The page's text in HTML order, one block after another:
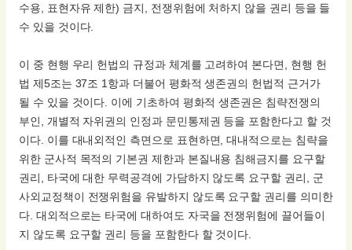
수용, 표현자유 제한) 금지, 전쟁위험에 처하지 않을 권리 등을 들
수 있을 것이다.
이 중 현행 우리 헌법의 규정과 체계를 고려하여 본다면, 현행 헌
법 제5조는 37조 1항과 더불어 평화적 생존권의 헌법적 근거가
될 수 있을 것이다. 이에 기초하여 평화적 생존권은 침략전쟁의
부인, 개별적 자위권의 인정과 문민통제권 등을 포함한다고 할 것
이다. 이를 대내외적인 측면으로 표현하면, 대내적으로는 침략을
위한 군사적 목적의 기본권 제한과 본질내용 침해금지를 요구할
권리, 타국에 대한 무력공격에 가담하지 않도록 요구할 권리, 군
사외교정책이 전쟁위험을 유발하지 않도록 요구할 권리를 의미한
다. 대외적으로는 타국에 대하여도 자국을 전쟁위험에 끌어들이
지 않도록 요구할 권리 등을 포함한다 할 것이다.